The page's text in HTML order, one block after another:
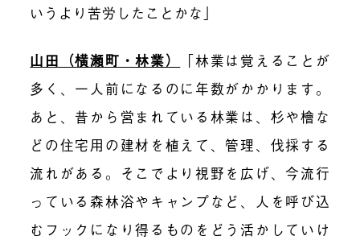
いうより苦労したことかな」
山田（横瀬町・林業）
「林業は覚えることが
多く、一人前になるのに年数がかかります。
あと、昔から営まれている林業は、杉や檜な
どの住宅用の建材を植えて、管理、伐採する
流れがある。そこでより視野を広げ、今流行
っている森林浴やキャンプなど、人を呼び込
むフックになり得るものをどう活かしていけ